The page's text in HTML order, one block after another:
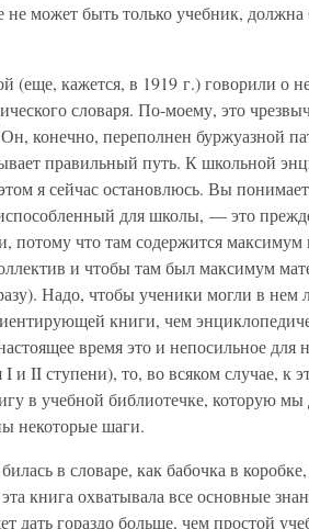
может быть только учебник, должна
кажется, в 1919 г.) говорили о
словаря. По-моему, это
конечно, переполнен буржуазной
правильный путь. К школьной
я сейчас остановлюсь. Вы
для школы, — это
потому что там содержится максимум
и чтобы там был максимум
Надо, чтобы ученики могли в нем
книги, чем
время это и непосильное для
и II ступени), то, во всяком случае, к
в учебной библиотечке, которую
некоторые шаги.
в словаре, как бабочка в
книга охватывала все основные
дать гораздо больше, чем простой